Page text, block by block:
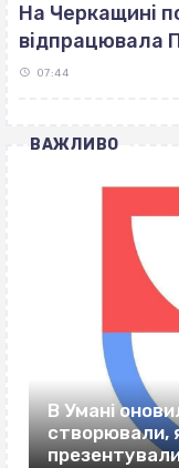
На Черкащині
відпрацювала
07:44
ВАЖЛИВО
В Умані
створювали,